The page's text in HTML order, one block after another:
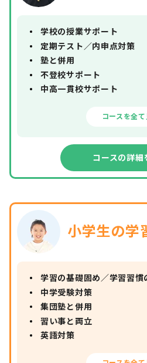
学校の授業サポート
定期テスト／内申点対策
塾と併用
不登校サポート
中高一貫校サポート
コースを全
コースの詳細
小学生の学
学習の基礎固め／学習習慣
中学受験対策
集団塾と併用
習い事と両立
英語対策